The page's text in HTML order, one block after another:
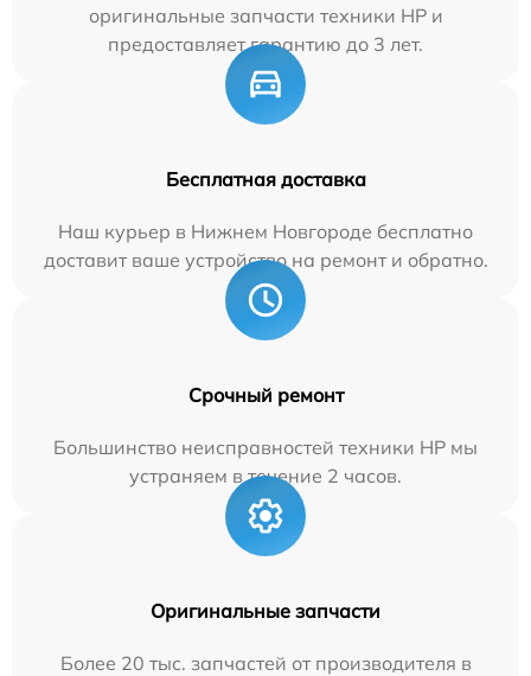
оригинальные запчасти техники HP и
предоставляет гарантию до 3 лет.
Бесплатная доставка
Наш курьер в Нижнем Новгороде бесплатно
доставит ваше устройство на ремонт и обратно.
Срочный ремонт
Большинство неисправностей техники HP мы
устраняем в течение 2 часов.
Оригинальные запчасти
Более 20 тыс. запчастей от производителя в